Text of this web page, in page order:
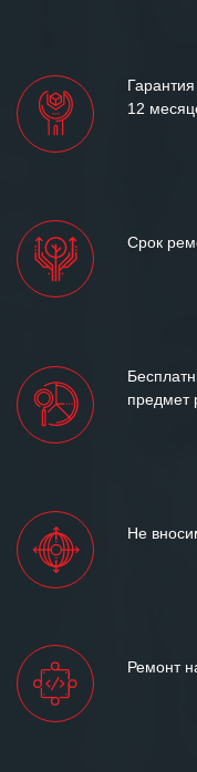
12
Срок
предмет
Не
Ремонт